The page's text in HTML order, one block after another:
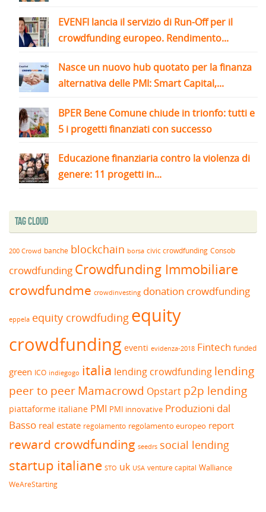
EVENFI lancia il servizio di Run-Off per il
crowdfunding europeo. Rendimento...
Nasce un nuovo hub quotato per la finanza
alternativa delle PMI: Smart Capital,...
BPER Bene Comune chiude in trionfo: tutti e
5 i progetti finanziati con successo
Educazione finanziaria contro la violenza di
genere: 11 progetti in...
Tag Cloud
200 Crowd banche blockchain borsa civic crowdfunding Consob
crowdfunding Crowdfunding Immobiliare
crowdfundme crowdinvesting donation crowdfunding
eppela equity crowdfuding equity
crowdfunding eventi evidenza-2018 Fintech funded
green ICO indiegogo italia lending crowdfunding lending
peer to peerMamacrowd Opstart p2p lending
piattaforme italiane PMI PMI innovative Produzioni dal
Basso real estate regolamento regolamento europeo report
reward crowdfunding seedrs social lending
startup italiane STO uk USA venture capital Walliance
WeAreStarting